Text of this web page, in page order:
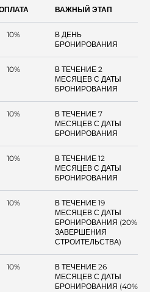
549 м².
ВАЖНЫЙ ЭТАП
10%
В ДЕНЬ
БРОНИРОВАНИЯ
10%
В ТЕЧЕНИЕ 2
МЕСЯЦЕВ С ДАТЫ
БРОНИРОВАНИЯ
10%
В ТЕЧЕНИЕ 7
МЕСЯЦЕВ С ДАТЫ
БРОНИРОВАНИЯ
10%
В ТЕЧЕНИЕ 12
МЕСЯЦЕВ С ДАТЫ
БРОНИРОВАНИЯ
10%
В ТЕЧЕНИЕ 19
МЕСЯЦЕВ С ДАТЫ
БРОНИРОВАНИЯ (20%
ЗАВЕРШЕНИЯ
СТРОИТЕЛЬСТВА)
10%
В ТЕЧЕНИЕ 26
МЕСЯЦЕВ С ДАТЫ
БРОНИРОВАНИЯ (40%